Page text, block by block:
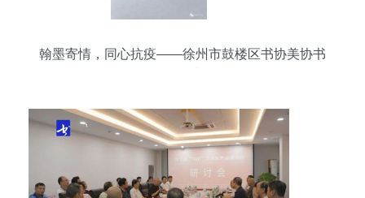
翰墨寄情，同心抗疫——徐州市鼓楼区书协美协书